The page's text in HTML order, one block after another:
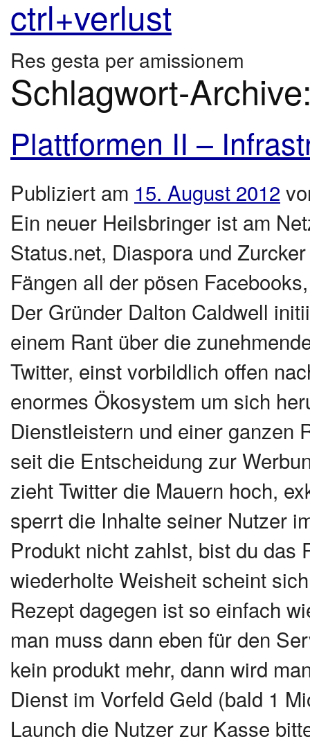
ctrl+verlust
Res gesta per amissionem
Schlagwort-
Plattformen II –
Publiziert am 15. August 2012
Ein neuer Heilsbringer ist am
Status.net, Diaspora und
Fängen all der pösen
Der Gründer Dalton Caldwell
einem Rant über die
Twitter, einst vorbildlich offen
enormes Ökosystem um sich
Dienstleistern und einer ganzen
seit die Entscheidung zur
zieht Twitter die Mauern hoch,
sperrt die Inhalte seiner Nutzer
Produkt nicht zahlst, bist du das
wiederholte Weisheit scheint
Rezept dagegen ist so einfach
man muss dann eben für den
kein produkt mehr, dann wird
Dienst im Vorfeld Geld (bald 1
Launch die Nutzer zur Kasse